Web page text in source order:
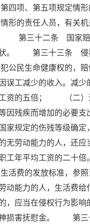
项、第五项规定情
的责任人员，有关机
第三十二条 国家
状。 第三十三条 侵
民生命健康权的，
误工减少的收入。减
资的五倍； （二）
因残疾而增加的必要
家规定的伤残等级确
无劳动能力的人，
工年平均工资的二十
费的发放标准，参照
劳动能力的人，生活
，应当在侵权行为影
神损害抚慰金。 第